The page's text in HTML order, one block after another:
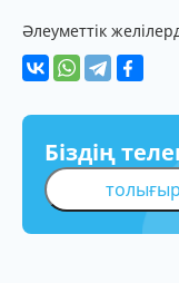
Әлеуметтік
Біздің